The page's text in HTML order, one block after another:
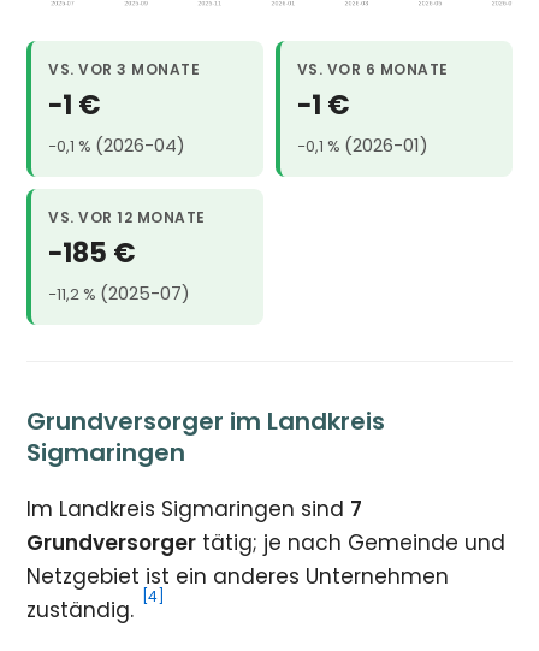
VS. VOR 3 MONATE
−1 €
−0,1 % (2026-04)
VS. VOR 6 MONATE
−1 €
−0,1 % (2026-01)
VS. VOR 12 MONATE
−185 €
−11,2 % (2025-07)
Grundversorger im Landkreis
Sigmaringen
Im Landkreis Sigmaringen sind 7
Grundversorger tätig; je nach Gemeinde und
Netzgebiet ist ein anderes Unternehmen
zuständig.
[4]